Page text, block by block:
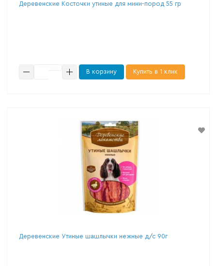
Деревенские Косточки утиные для мини-пород 55 гр
В корзину Купить в 1 клик
Деревенские Утиные шашлычки нежные д/с 90г